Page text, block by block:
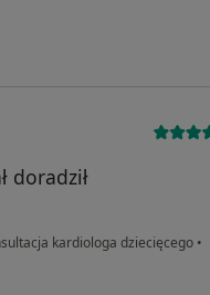
doradził
kardiologa dziecięcego •